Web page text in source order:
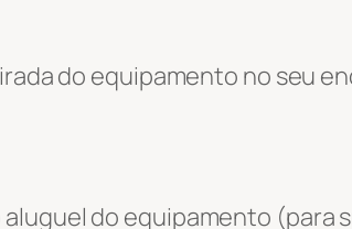
do equipamento no seu
do equipamento (para